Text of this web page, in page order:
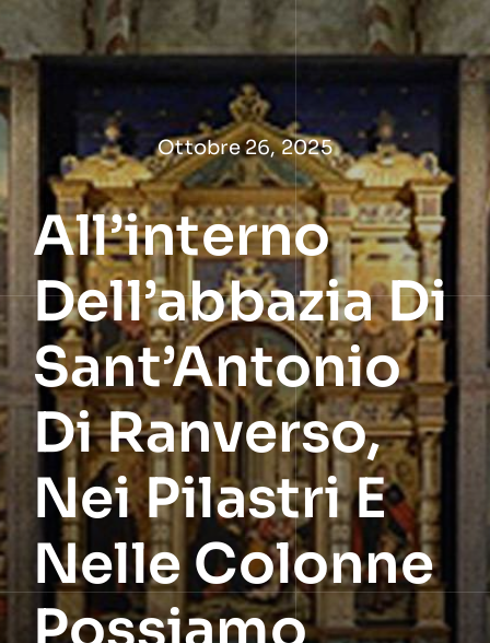
contenuto
Ottobre 26, 2025
All’interno
Dell’abbazia Di
Sant’Antonio
Di Ranverso,
Nei Pilastri E
Nelle Colonne